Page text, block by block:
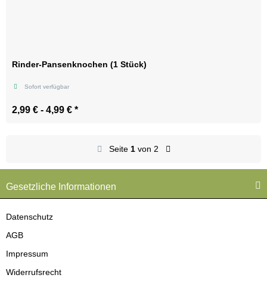
Rinder-Pansenknochen (1 Stück)
Sofort verfügbar
2,99 € - 4,99 € *
Seite 1von 2
Gesetzliche Informationen
Datenschutz
AGB
Impressum
Widerrufsrecht